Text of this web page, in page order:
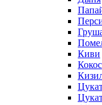
Киви
Кокос